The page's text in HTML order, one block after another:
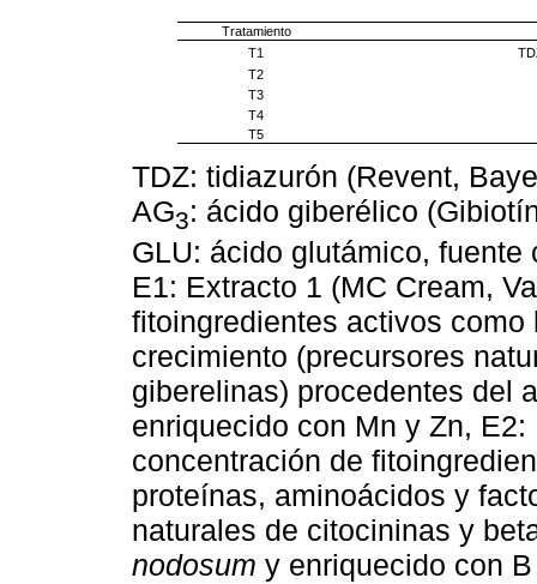
Tratamiento
T1
T2
T3
T4
T5
TDZ: tidiazurón (Revent,
AG3: ácido giberélico
GLU: ácido glutámico,
E1: Extracto 1 (MC Cream,
fitoingredientes activos
crecimiento (precursores
giberelinas) procedentes del
enriquecido con Mn y Zn,
concentración de
proteínas, aminoácidos y
naturales de citocininas y
nodosum y enriquecido con